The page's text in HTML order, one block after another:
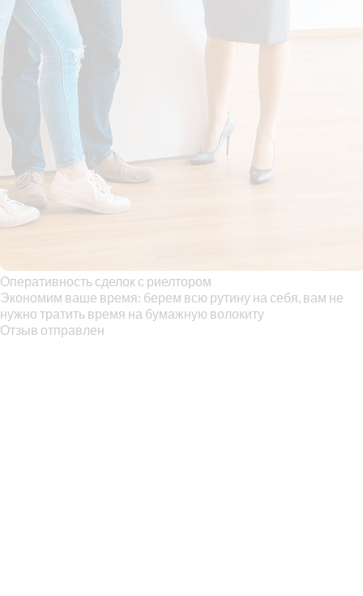
Оперативность сделок с риелтором
Экономим ваше время: берем всю рутину на себя, вам не
нужно тратить время на бумажную волокиту
Отзыв отправлен